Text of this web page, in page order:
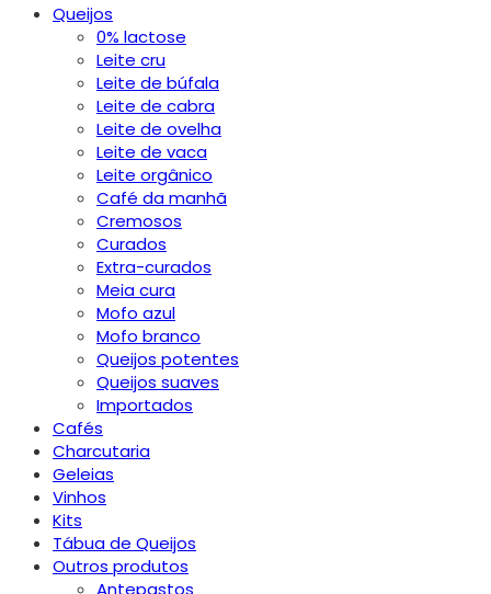
Queijos
0% lactose
Leite cru
Leite de búfala
Leite de cabra
Leite de ovelha
Leite de vaca
Leite orgânico
Café da manhã
Cremosos
Curados
Extra-curados
Meia cura
Mofo azul
Mofo branco
Queijos potentes
Queijos suaves
Importados
Cafés
Charcutaria
Geleias
Vinhos
Kits
Tábua de Queijos
Outros produtos
Antepastos